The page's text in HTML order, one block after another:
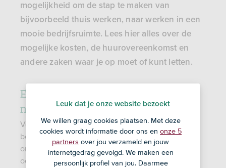
mogelijkheid om de stap te maken van
bijvoorbeeld thuis werken, naar werken in een
mooie bedrijfsruimte. Lees hier alles over de
mogelijke kosten, de huurovereenkomst en
andere zaken waar je op moet of kunt letten.
Een bedrijfspand huren: de voor- en
nadelen
Voor veel ondernemers is het huren van een
bedrijfspand een goede oplossing om hun
onderneming uit te breiden. Echter brengt huren
ook nadelen met zich mee.
Leuk dat je onze website bezoekt
We willen graag cookies plaatsen. Met deze
cookies wordt informatie door ons en onze 5
partners over jou verzameld en jouw
internetgedrag gevolgd. We maken een
persoonlijk profiel van jou. Daarmee